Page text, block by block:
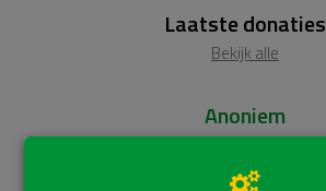
Laatste donaties
Bekijk alle
Anoniem